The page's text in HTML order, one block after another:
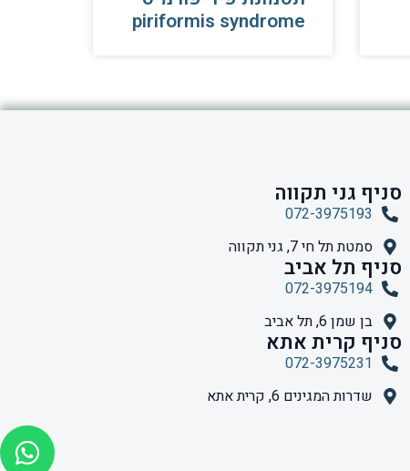
piriformis syndrome
סניף גני תקווה
072-3975193
סמטת תל חי 7, גני תקווה
סניף תל אביב
072-3975194
בן שמן 6, תל אביב
סניף קרית אתא
072-3975231
שדרות המגינים 6, קרית אתא